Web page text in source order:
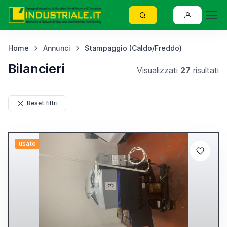
Home Annunci Stampaggio (Caldo/Freddo)
Bilancieri Visualizzati 27 risultati
Reset filtri
usato